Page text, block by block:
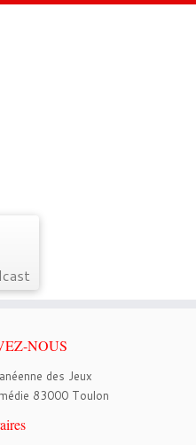
NOUS
des Jeux
83000 Toulon